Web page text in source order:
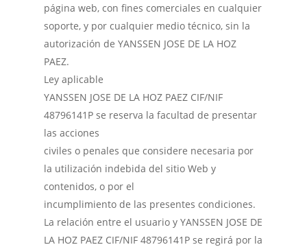
página web, con fines comerciales en cualquier
soporte, y por cualquier medio técnico, sin la
autorización de YANSSEN JOSE DE LA HOZ
PAEZ.
Ley aplicable
YANSSEN JOSE DE LA HOZ PAEZ CIF/NIF
48796141P se reserva la facultad de presentar
las acciones
civiles o penales que considere necesaria por
la utilización indebida del sitio Web y
contenidos, o por el
incumplimiento de las presentes condiciones.
La relación entre el usuario y YANSSEN JOSE DE
LA HOZ PAEZ CIF/NIF 48796141P se regirá por la